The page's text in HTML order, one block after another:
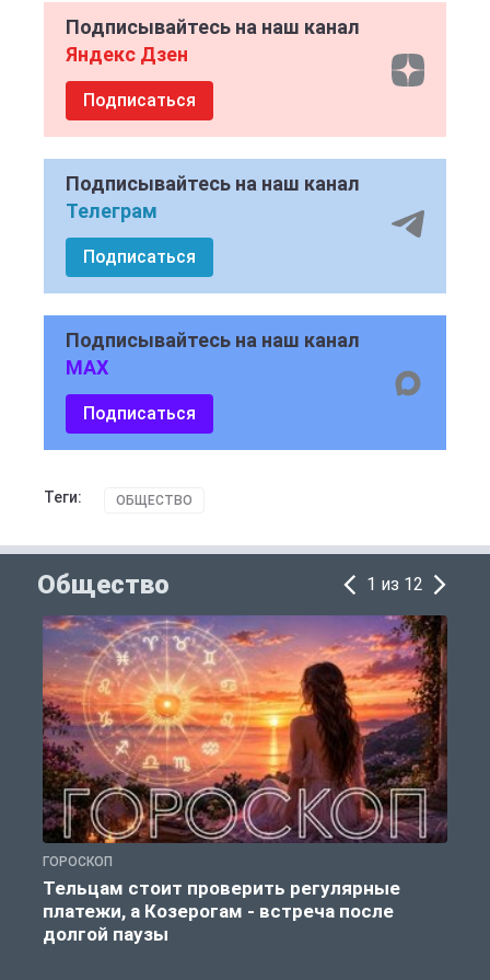
Подписывайтесь на наш канал
Яндекс Дзен
Подписаться
Подписывайтесь на наш канал
Телеграм
Подписаться
Подписывайтесь на наш канал
MAX
Подписаться
Теги: ОБЩЕСТВО
Общество 1 из 12
ГОРОСКОП
Тельцам стоит проверить регулярные
платежи, а Козерогам - встреча после
долгой паузы